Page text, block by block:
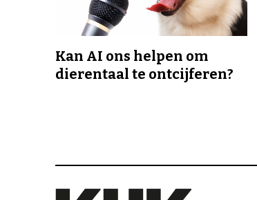
Kan AI ons helpen om
dierentaal te ontcijferen?